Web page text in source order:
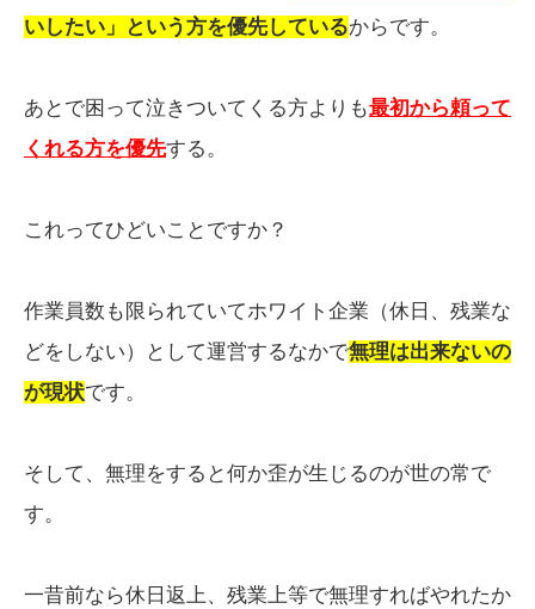
いしたい」という方を優先しているからです。
あとで困って泣きついてくる方よりも最初から頼って
くれる方を優先する。
これってひどいことですか？
作業員数も限られていてホワイト企業（休日、残業な
どをしない）として運営するなかで無理は出来ないの
が現状です。
そして、無理をすると何か歪が生じるのが世の常で
す。
一昔前なら休日返上、残業上等で無理すればやれたか